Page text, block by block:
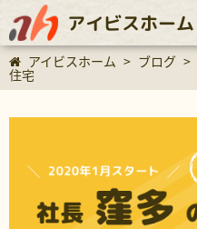
アイビスホーム
アイビスホーム > ブログ >
住宅